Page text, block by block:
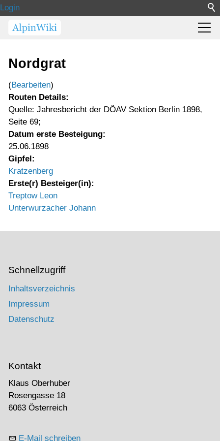
Login
Nordgrat
(Bearbeiten)
Routen Details:
Quelle: Jahresbericht der DÖAV Sektion Berlin 1898,
Seite 69;
Datum erste Besteigung:
25.06.1898
Gipfel:
Kratzenberg
Erste(r) Besteiger(in):
Treptow Leon
Unterwurzacher Johann
Schnellzugriff
Inhaltsverzeichnis
Impressum
Datenschutz
Kontakt
Klaus Oberhuber
Rosengasse 18
6063 Österreich
E-Mail schreiben